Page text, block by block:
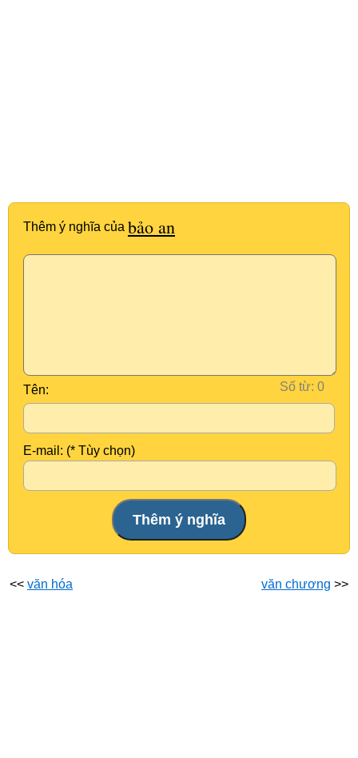
Thêm ý nghĩa của bảo an
Số từ:
Tên:
E-mail: (* Tùy chọn)
<< văn hóa văn chương >>